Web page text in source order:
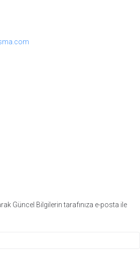
Güncel Bilgilerin tarafınıza e-posta ile